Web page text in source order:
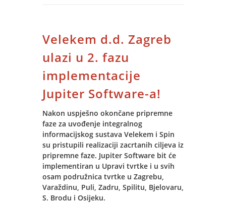
Driving Licence Foundation - IFIP-a, 30.
je svibnja, 2003. godine dobio
ovlaštenje od strane ECDL Fondacije, za
provedbu ECDL programa u Hrvatskoj.
ECDL diploma je međunarodno
priznata norma informatičke
pismenosti, koja jamči poznavanje rada
na računalu i potrebne korisničke
vještine. Zbog velikog interesa, ECDL se
program proširio u cijelom svijetu.
Koncept ECDL-a podržavaju: Europska
Komisija, UNESCO Svjetska banka,
Ministarstva prosvjete Australije,
Austrije, Nizozemske, Mađarske, Italije,
Velekem d.d. Zagreb
ulazi u 2. fazu
implementacije
Jupiter Software-a!
Nakon uspješno okončane pripremne
faze za uvođenje integralnog
informacijskog sustava Velekem i Spin
su pristupili realizaciji zacrtanih ciljeva iz
pripremne faze. Jupiter Software bit će
implementiran u Upravi tvrtke i u svih
osam podružnica tvrtke u Zagrebu,
Varaždinu, Puli, Zadru, Spilitu, Bjelovaru,
S. Brodu i Osijeku.